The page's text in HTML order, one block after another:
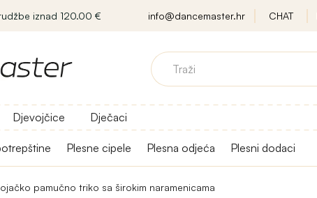
iznad 120.00 € info@dancemaster.hr CHAT
Djevojčice Dječaci
Plesne cipele Plesna odjeća Plesni dodaci
pamučno triko sa širokim naramenicama